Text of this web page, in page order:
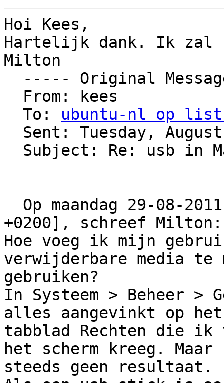
Hoi Kees,
Hartelijk dank. Ik zal
Milton
  To:
ubuntu-nl op
+0200], schreef
Hoe voeg ik mijn
verwijderbare media te
gebruiken?
In Systeem > Beheer >
alles aangevinkt op
tabblad Rechten die ik
het scherm kreeg.
steeds geen resultaat.